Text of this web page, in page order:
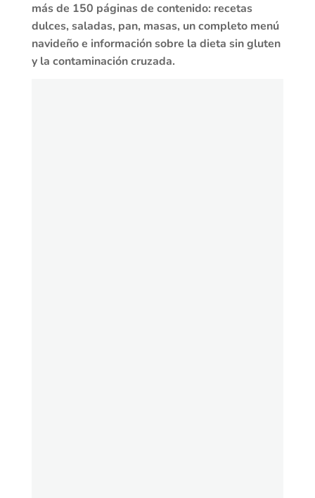
más de 150 páginas de contenido: recetas
dulces, saladas, pan, masas, un completo menú
navideño e información sobre la dieta sin gluten
y la contaminación cruzada.